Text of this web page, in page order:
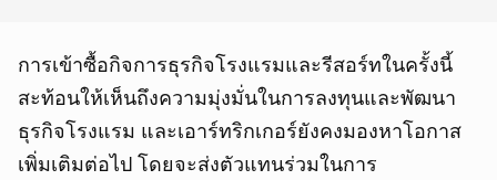
การเข้าซื้อกิจการธุรกิจโรงแรมและรีสอร์ทในครั้งนี้
สะท้อนให้เห็นถึงความมุ่งมั่นในการลงทุนและพัฒนา
ธุรกิจโรงแรม และเอาร์ทริกเกอร์ยังคงมองหาโอกาส
เพิ่มเติมต่อไป โดยจะส่งตัวแทนร่วมในการ